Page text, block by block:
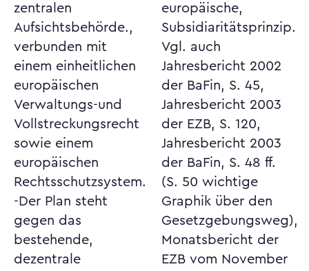
zentralen
Aufsichtsbehörde.,
verbunden mit
einem einheitlichen
europäischen
Verwaltungs-und
Vollstreckungsrecht
sowie einem
europäischen
Rechtsschutzsystem.
-Der Plan steht
gegen das
bestehende,
dezentrale
europäische,
Subsidiaritätsprinzip.
Vgl. auch
Jahresbericht 2002
der BaFin, S. 45,
Jahresbericht 2003
der EZB, S. 120,
Jahresbericht 2003
der BaFin, S. 48 ff.
(S. 50 wichtige
Graphik über den
Gesetzgebungsweg),
Monatsbericht der
EZB vom November